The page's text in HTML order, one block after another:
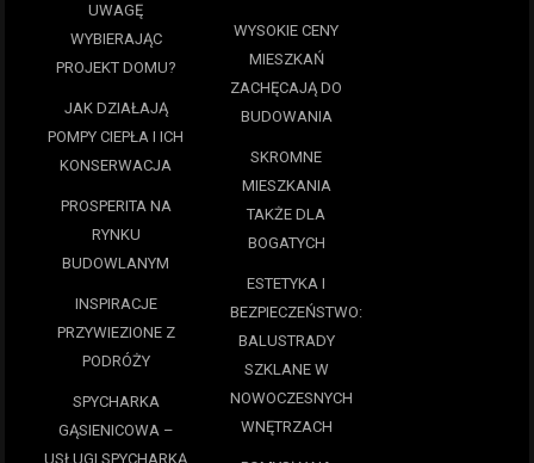
UWAGĘ
WYBIERAJĄC
PROJEKT DOMU?
JAK DZIAŁAJĄ
POMPY CIEPŁA I ICH
KONSERWACJA
PROSPERITA NA
RYNKU
BUDOWLANYM
INSPIRACJE
PRZYWIEZIONE Z
PODRÓŻY
SPYCHARKA
GĄSIENICOWA –
USŁUGI SPYCHARKĄ
WYSOKIE CENY
MIESZKAŃ
ZACHĘCAJĄ DO
BUDOWANIA
SKROMNE
MIESZKANIA
TAKŻE DLA
BOGATYCH
ESTETYKA I
BEZPIECZEŃSTWO:
BALUSTRADY
SZKLANE W
NOWOCZESNYCH
WNĘTRZACH